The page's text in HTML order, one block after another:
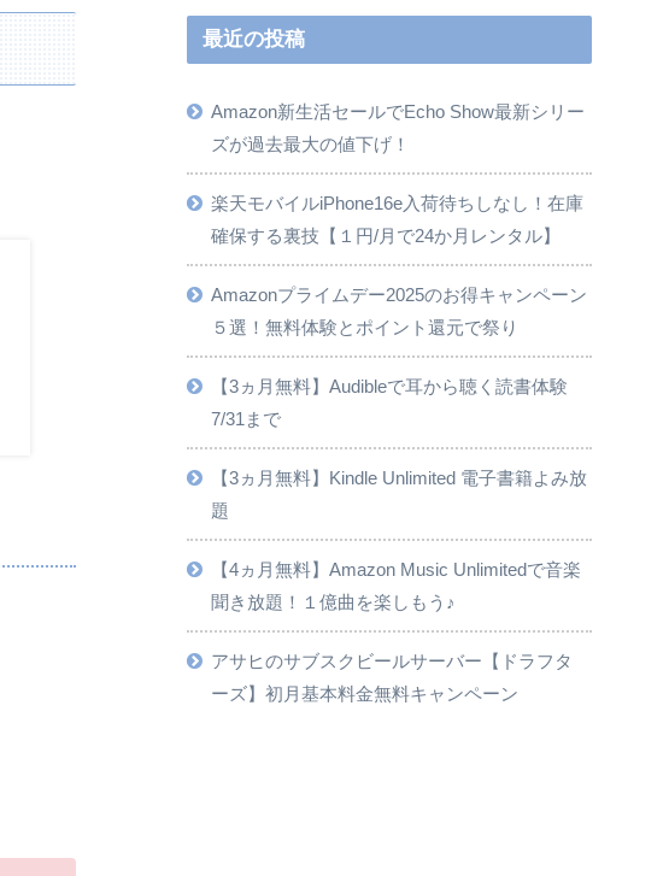
最近の投稿
Amazon新生活セールでEcho Show最新シリー
ズが過去最大の値下げ！
楽天モバイルiPhone16e入荷待ちしなし！在庫
確保する裏技【１円/月で24か月レンタル】
Amazonプライムデー2025のお得キャンペーン
５選！無料体験とポイント還元で祭り
【3ヵ月無料】Audibleで耳から聴く読書体験
7/31まで
【3ヵ月無料】Kindle Unlimited 電子書籍よみ放
題
【4ヵ月無料】Amazon Music Unlimitedで音楽
聞き放題！１億曲を楽しもう♪
アサヒのサブスクビールサーバー【ドラフタ
ーズ】初月基本料金無料キャンペーン